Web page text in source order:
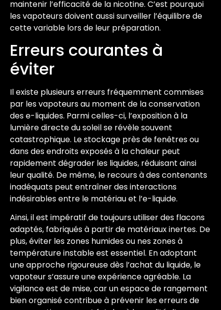
maintenir l’efficacité de la nicotine. C’est pourquoi
les vapoteurs doivent aussi surveiller l’équilibre de
cette variable lors de leur préparation.
Erreurs courantes à
éviter
Il existe plusieurs erreurs fréquemment commises
par les vapoteurs au moment de la conservation
des e-liquides. Parmi celles-ci, l’exposition à la
lumière directe du soleil se révèle souvent
catastrophique. Le stockage près de fenêtres ou
dans des endroits exposés à la chaleur peut
rapidement dégrader les liquides, réduisant ainsi
leur qualité. De même, le recours à des contenants
inadéquats peut entraîner des interactions
indésirables entre le matériau et l’e-liquide.
Ainsi, il est impératif de toujours utiliser des flacons
adaptés, fabriqués à partir de matériaux inertes. De
plus, éviter les zones humides ou nes zones à
température instable est essentiel. En adoptant
une approche rigoureuse dès l’achat du liquide, le
vapoteur s’assure une expérience agréable. La
vigilance est de mise, car un espace de rangement
bien organisé contribue à prévenir les erreurs de